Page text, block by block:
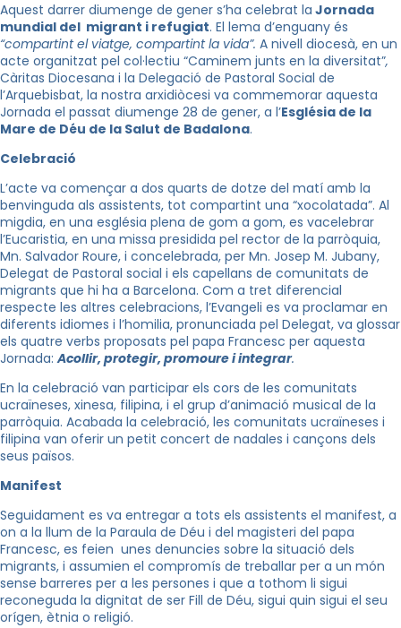
Aquest darrer diumenge de gener s’ha celebrat la Jornada
mundial del migrant i refugiat. El lema d’enguany és
“compartint el viatge, compartint la vida”. A nivell diocesà, en un
acte organitzat pel col·lectiu “Caminem junts en la diversitat”,
Càritas Diocesana i la Delegació de Pastoral Social de
l’Arquebisbat, la nostra arxidiòcesi va commemorar aquesta
Jornada el passat diumenge 28 de gener, a l’Església de la
Mare de Déu de la Salut de Badalona.
Celebració
L’acte va començar a dos quarts de dotze del matí amb la
benvinguda als assistents, tot compartint una “xocolatada”. Al
migdia, en una església plena de gom a gom, es vacelebrar
l’Eucaristia, en una missa presidida pel rector de la parròquia,
Mn. Salvador Roure, i concelebrada, per Mn. Josep M. Jubany,
Delegat de Pastoral social i els capellans de comunitats de
migrants que hi ha a Barcelona. Com a tret diferencial
respecte les altres celebracions, l’Evangeli es va proclamar en
diferents idiomes i l’homilia, pronunciada pel Delegat, va glossar
els quatre verbs proposats pel papa Francesc per aquesta
Jornada:Acollir, protegir, promoure i integrar.
En la celebració van participar els cors de les comunitats
ucraïneses, xinesa, filipina, i el grup d’animació musical de la
parròquia. Acabada la celebració, les comunitats ucraïneses i
filipina van oferir un petit concert de nadales i cançons dels
seus països.
Manifest
Seguidament es va entregar a tots els assistents el manifest, a
on a la llum de la Paraula de Déu i del magisteri del papa
Francesc, es feien unes denuncies sobre la situació dels
migrants, i assumien el compromís de treballar per a un món
sense barreres per a les persones i que a tothom li sigui
reconeguda la dignitat de ser Fill de Déu, sigui quin sigui el seu
orígen, ètnia o religió.